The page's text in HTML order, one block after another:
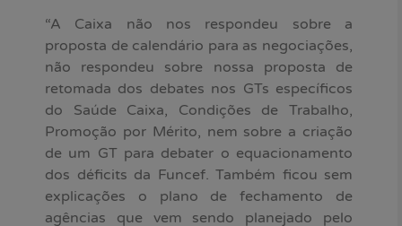
“A Caixa não nos respondeu sobre a
proposta de calendário para as negociações,
não respondeu sobre nossa proposta de
retomada dos debates nos GTs específicos
do Saúde Caixa, Condições de Trabalho,
Promoção por Mérito, nem sobre a criação
de um GT para debater o equacionamento
dos déficits da Funcef. Também ficou sem
explicações o plano de fechamento de
agências que vem sendo planejado pelo